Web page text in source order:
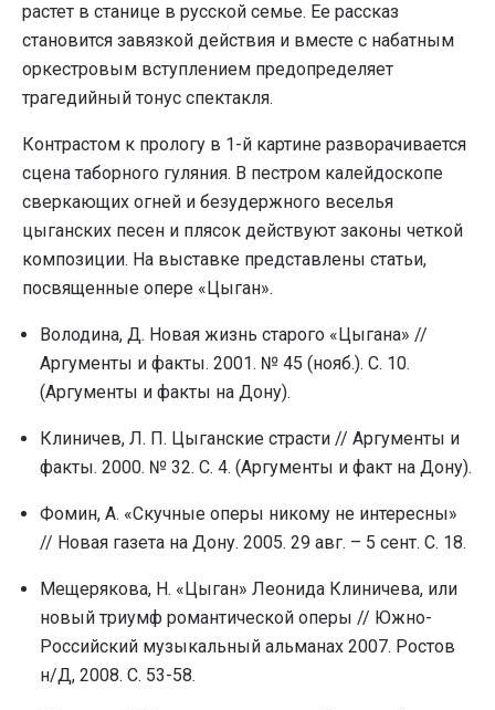
растет в станице в русской семье. Ее рассказ
становится завязкой действия и вместе с набатным
оркестровым вступлением предопределяет
трагедийный тонус спектакля.
Контрастом к прологу в 1-й картине разворачивается
сцена таборного гуляния. В пестром калейдоскопе
сверкающих огней и безудержного веселья
цыганских песен и плясок действуют законы четкой
композиции. На выставке представлены статьи,
посвященные опере «Цыган».
Володина, Д. Новая жизнь старого «Цыгана» //
Аргументы и факты. 2001. № 45 (нояб.). С. 10.
(Аргументы и факты на Дону).
Клиничев, Л. П. Цыганские страсти // Аргументы и
факты. 2000. № 32. С. 4. (Аргументы и факт на Дону).
Фомин, А. «Скучные оперы никому не интересны»
// Новая газета на Дону. 2005. 29 авг. – 5 сент. С. 18.
Мещерякова, Н. «Цыган» Леонида Клиничева, или
новый триумф романтической оперы // Южно-
Российский музыкальный альманах 2007. Ростов
н/Д, 2008. С. 53-58.